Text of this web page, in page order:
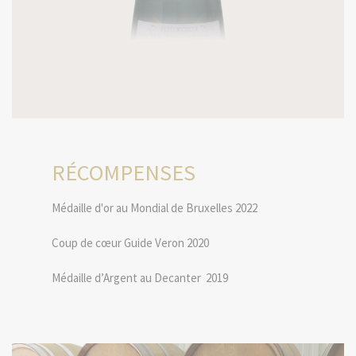
RÉCOMPENSES
Médaille d'or au Mondial de Bruxelles 2022
Coup de cœur Guide Veron 2020
Médaille d’Argent au Decanter 2019